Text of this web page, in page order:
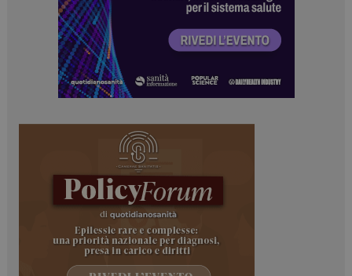
.www.dailyhealthindustry.it